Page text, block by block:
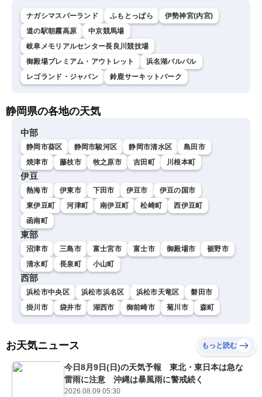
ナガシマスパーランド ふもとっぱら
伊勢神宮(内宮)
道の駅朝霧高原
中京競馬場
岐阜メモリアルセンター長良川競技場
御殿場プレミアム・アウトレット
浜名湖パルパル
レゴランド・ジャパン
鈴鹿サーキットパーク
静岡県の各地の天気
中部
静岡市葵区 静岡市駿河区 静岡市清水区
島田市
焼津市
藤枝市 牧之原市 吉田町 川根本町
伊豆
熱海市 伊東市 下田市 伊豆市
伊豆の国市
東伊豆町
河津町 南伊豆町 松崎町
西伊豆町
函南町
東部
沼津市 三島市 富士宮市 富士市 御殿場市
裾野市
清水町
長泉町 小山町
西部
浜松市中央区 浜松市浜名区 浜松市天竜区
磐田市
掛川市
袋井市 湖西市 御前崎市 菊川市 森町
お天気ニュース もっと読む
今日8月9日(日)の天気予報 東北・東日本は急な
雷雨に注意 沖縄は暴風雨に警戒続く
2026.08.09 05:30